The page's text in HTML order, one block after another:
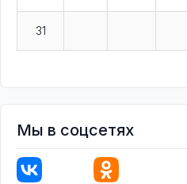
31
Мы в соцсетях